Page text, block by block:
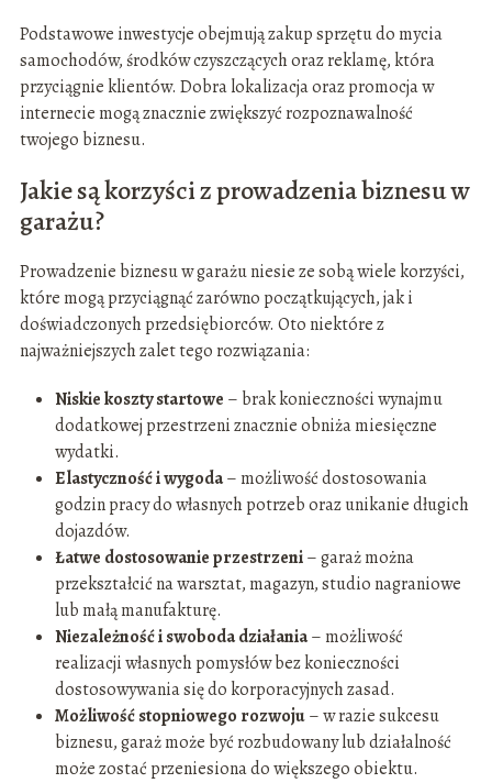
Podstawowe inwestycje obejmują zakup sprzętu do mycia
samochodów, środków czyszczących oraz reklamę, która
przyciągnie klientów. Dobra lokalizacja oraz promocja w
internecie mogą znacznie zwiększyć rozpoznawalność
twojego biznesu.
Jakie są korzyści z prowadzenia biznesu w
garażu?
Prowadzenie biznesu w garażu niesie ze sobą wiele korzyści,
które mogą przyciągnąć zarówno początkujących, jak i
doświadczonych przedsiębiorców. Oto niektóre z
najważniejszych zalet tego rozwiązania:
Niskie koszty startowe – brak konieczności wynajmu
dodatkowej przestrzeni znacznie obniża miesięczne
wydatki.
Elastyczność i wygoda– możliwość dostosowania
godzin pracy do własnych potrzeb oraz unikanie długich
dojazdów.
Łatwe dostosowanie przestrzeni– garaż można
przekształcić na warsztat, magazyn, studio nagraniowe
lub małą manufakturę.
Niezależność i swoboda działania– możliwość
realizacji własnych pomysłów bez konieczności
dostosowywania się do korporacyjnych zasad.
Możliwość stopniowego rozwoju– w razie sukcesu
biznesu, garaż może być rozbudowany lub działalność
może zostać przeniesiona do większego obiektu.